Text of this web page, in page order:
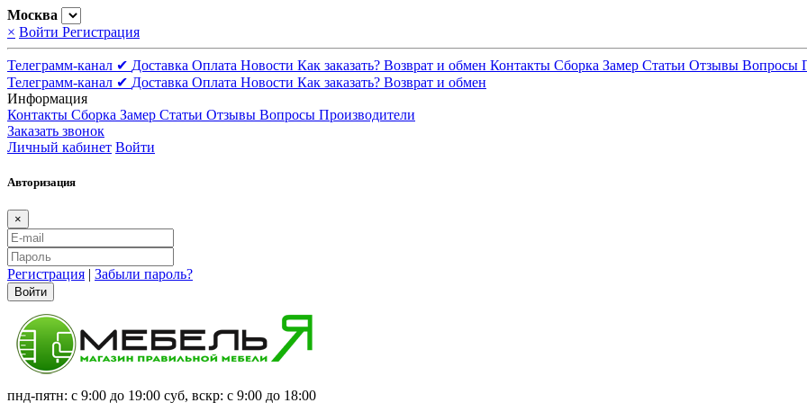
Москва
× Войти Регистрация
Телеграмм-канал ✔ Доставка Оплата Новости Как заказать? Возврат и обмен Контакты Сборка Замер Статьи Отзывы Вопросы
Телеграмм-канал ✔ Доставка Оплата Новости Как заказать? Возврат и обмен
Информация
Контакты Сборка Замер Статьи Отзывы Вопросы Производители
Заказать звонок
Личный кабинет Войти
Авторизация
×
Регистрация | Забыли пароль?
Войти
пнд-пятн: с 9:00 до 19:00 суб, вскр: с 9:00 до 18:00